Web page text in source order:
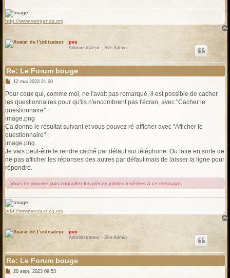
http://www.venganza.org
pvu
Administrateur - Site Admin
Re: Le Forum bouge
M
s
s
a
g
12 mai 2023 21:00
Pour ceux qui, comme moi, ne l'avait pas remarqué, il est possible de cacher
les questionnaires pour qu'ils n'encombrent pas l'écran, avec "Cacher le
questionnaire" :
image.png
Ça donne le résultat suivant et vous pouvez ré-afficher avec "Afficher le
questionnaire" :
image.png
Je vais peut-être le rendre caché par défaut sur téléphone. Ou faire en sorte de
ne pas afficher les réponses des autres par défaut mais de laisser la ligne pour
répondre.
Vous ne pouvez pas consulter les pièces jointes insérées à ce message.
http://www.venganza.org
pvu
Administrateur - Site Admin
Re: Le Forum bouge
M20 sept. 2023 09:53